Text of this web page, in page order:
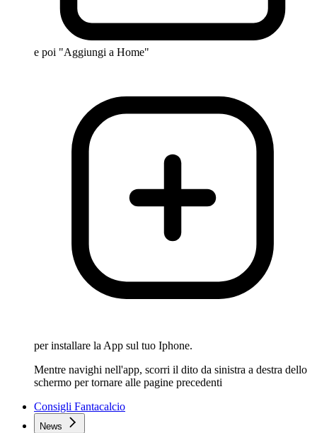
e poi "Aggiungi a Home"
per installare la App sul tuo Iphone.
Mentre navighi nell'app, scorri il dito da sinistra a destra dello
schermo per tornare alle pagine precedenti
Consigli Fantacalcio
News